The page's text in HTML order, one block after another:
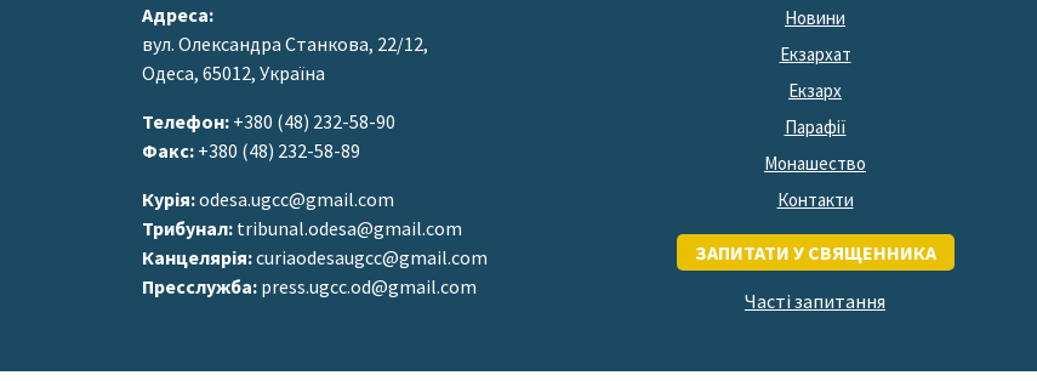
Адреса:
вул. Олександра Станкова, 22/12,
Одеса, 65012, Україна
Телефон: +380 (48) 232-58-90
Факс: +380 (48) 232-58-89
Курія:odesa.ugcc@gmail.com
Трибунал: tribunal.odesa@gmail.com
Канцелярія:curiaodesaugcc@gmail.com
Пресслужба: press.ugcc.od@gmail.com
Новини
Екзархат
Екзарх
Парафії
Монашество
Контакти
ЗАПИТАТИ У СВЯЩЕННИКА
Часті запитання